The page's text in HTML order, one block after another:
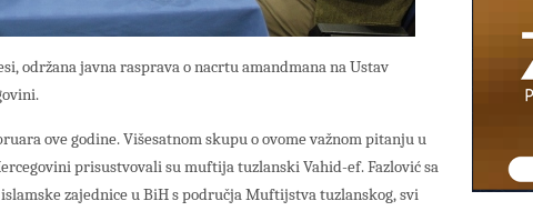
održana javna rasprava o nacrtu amandmana na Ustav
ove godine. Višesatnom skupu o ovome važnom pitanju u
prisustvovali su muftija tuzlanski Vahid-ef. Fazlović sa
zajednice u BiH s područja Muftijstva tuzlanskog, svi